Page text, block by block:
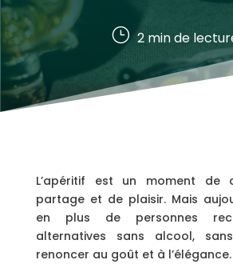
} 2min de
L’apéritif est un moment de
partage et de plaisir. Mais
en plus de personnes
alternatives sans alcool,
renoncer au goût et à l’élégance.